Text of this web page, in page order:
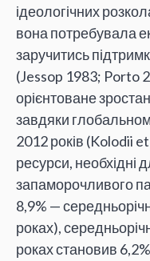
ідеологічних
вона потребувала
заручитись
(Jessop 1983; Porto
орієнтоване
завдяки
2012 років (Kolodii
ресурси, необхідні
запаморочливого
8,9% —
роках),
роках становив